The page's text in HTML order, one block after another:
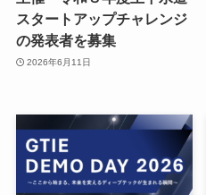
スタートアップチャレンジ
の発表者を募集
2026年6月11日